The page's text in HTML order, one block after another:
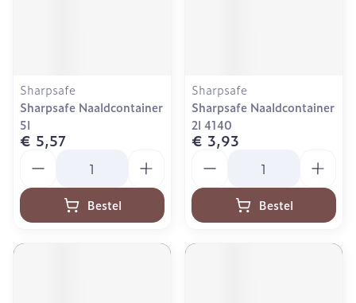
Sharpsafe
Sharpsafe Naaldcontainer
5l
€ 5,57
Bestel
Sharpsafe
Sharpsafe Naaldcontainer
2l 4140
€ 3,93
Bestel